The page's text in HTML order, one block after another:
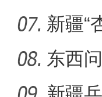
新疆“
东西